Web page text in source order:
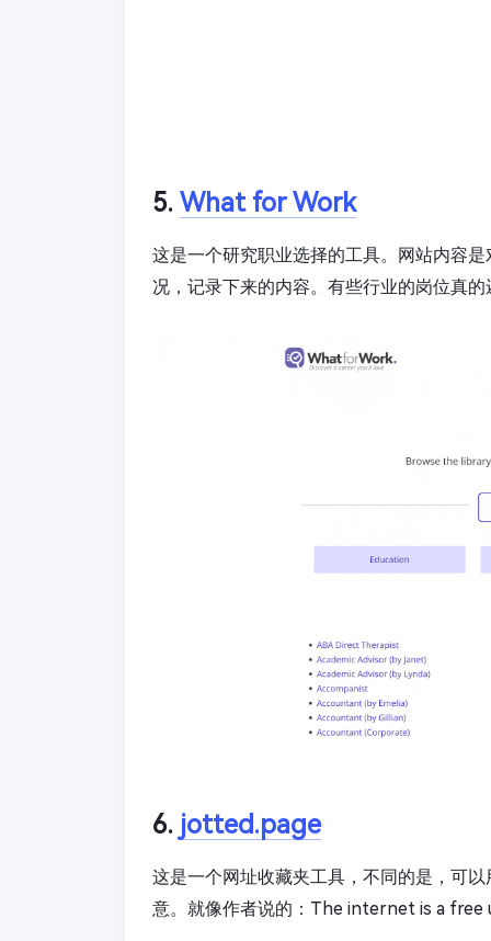
5. What for Work
这是一个研究职业选择的工具。网站内容
况，记录下来的内容。有些行业的岗位真的
6. jotted.page
这是一个网址收藏夹工具，不同的是，可
意。就像作者说的：The internet is a